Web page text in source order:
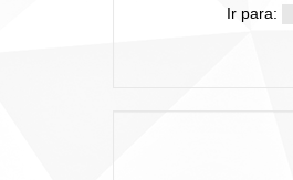
Ir para: